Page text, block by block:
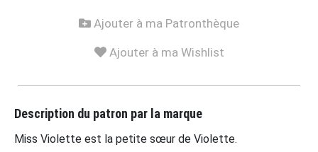
Ajouter à ma Patronthèque
Ajouter à ma Wishlist
Description du patron par la marque
Miss Violette est la petite sœur de Violette.